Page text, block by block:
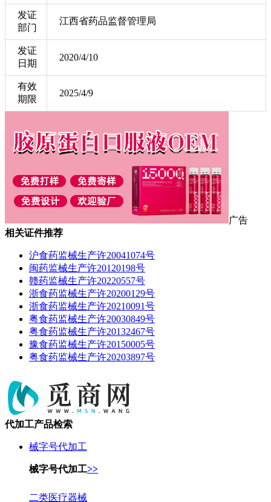
发证
部门
江西省药品监督管理局
发证
日期
2020/4/10
有效
期限
2025/4/9
广告
相关证件推荐
沪食药监械生产许20041074号
闽药监械生产许20120198号
赣药监械生产许20220557号
浙食药监械生产许20200129号
浙食药监械生产许20210091号
粤食药监械生产许20030849号
粤食药监械生产许20132467号
豫食药监械生产许20150005号
粤食药监械生产许20203897号
代加工产品检索
械字号代加工
械字号代加工>>
二类医疗器械